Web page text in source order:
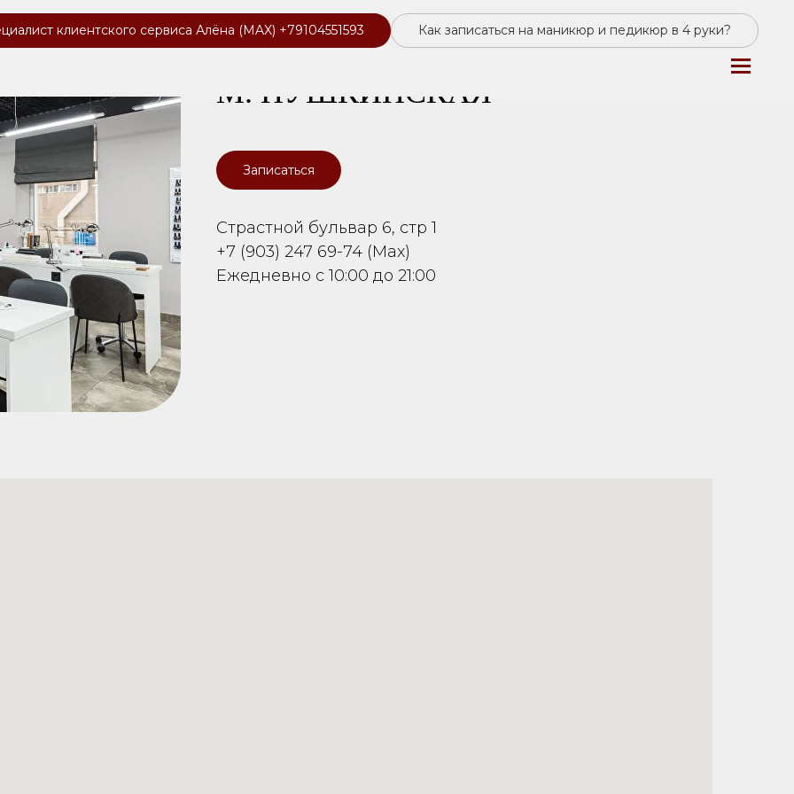
клиентского сервиса Алёна (MAX) +79104551593 Как записаться на маникюр и педикюр в 4 руки?
М. ПУШКИНСКАЯ
Записаться
Страстной бульвар 6, стр 1
+7 (903) 247 69-74 (Max)
Ежедневно с 10:00 до 21:00